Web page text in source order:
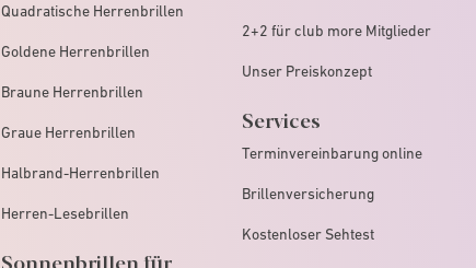
Quadratische Herrenbrillen
Goldene Herrenbrillen
Braune Herrenbrillen
Graue Herrenbrillen
Halbrand-Herrenbrillen
Herren-Lesebrillen
Sonnenbrillen für
2+2 für club more Mitglieder
Unser Preiskonzept
Services
Terminvereinbarung online
Brillenversicherung
Kostenloser Sehtest